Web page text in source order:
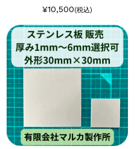
¥10,500(税込)